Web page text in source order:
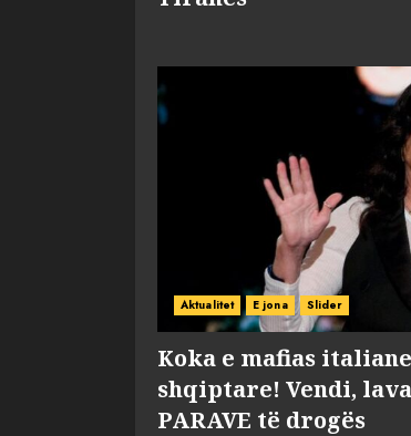
Aktualitet E jona Slider
Koka e mafias
shqiptare! Vendi,
PARAVE të drogës